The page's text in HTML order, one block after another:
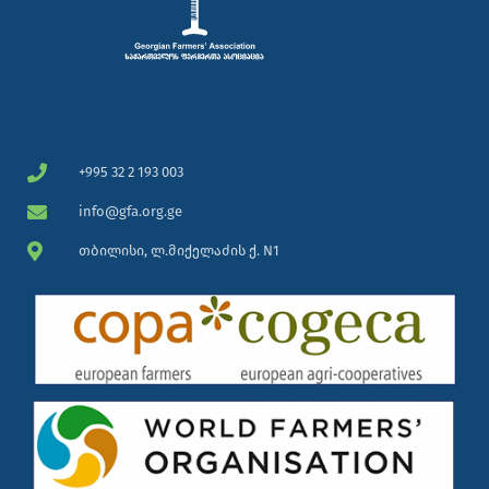
+995 32 2 193 003
info@gfa.org.ge
თბილისი, ლ.მიქელაძის ქ. N1